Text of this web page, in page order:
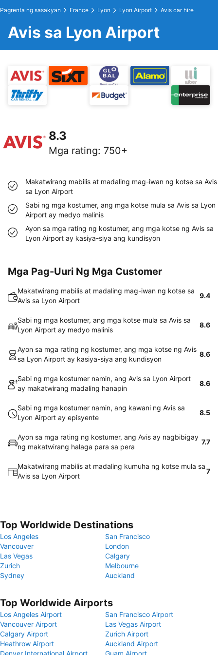
Pagrenta ng sasakyan France Lyon Lyon Airport Avis car hire
Avis sa Lyon Airport
8.3
Mga rating: 750+
Makatwirang mabilis at madaling mag-iwan ng kotse sa Avis
sa Lyon Airport
Sabi ng mga kostumer, ang mga kotse mula sa Avis sa Lyon
Airport ay medyo malinis
Ayon sa mga rating ng kostumer, ang mga kotse ng Avis sa
Lyon Airport ay kasiya-siya ang kundisyon
Mga Pag-Uuri Ng Mga Customer
Makatwirang mabilis at madaling mag-iwan ng kotse sa
Avis sa Lyon Airport
9.4
Sabi ng mga kostumer, ang mga kotse mula sa Avis sa
Lyon Airport ay medyo malinis
8.6
Ayon sa mga rating ng kostumer, ang mga kotse ng Avis
sa Lyon Airport ay kasiya-siya ang kundisyon
8.6
Sabi ng mga kostumer namin, ang Avis sa Lyon Airport
ay makatwirang madaling hanapin
8.6
Sabi ng mga kostumer namin, ang kawani ng Avis sa
Lyon Airport ay episyente
8.5
Ayon sa mga rating ng kostumer, ang Avis ay nagbibigay
ng makatwirang halaga para sa pera
7.7
Makatwirang mabilis at madaling kumuha ng kotse mula sa
Avis sa Lyon Airport
7
Top Worldwide Destinations
Los Angeles
San Francisco
Vancouver
London
Las Vegas
Calgary
Zurich
Melbourne
Sydney
Auckland
Top Worldwide Airports
Los Angeles Airport
San Francisco Airport
Vancouver Airport
Las Vegas Airport
Calgary Airport
Zurich Airport
Heathrow Airport
Auckland Airport
Denver International Airport
Guam Airport